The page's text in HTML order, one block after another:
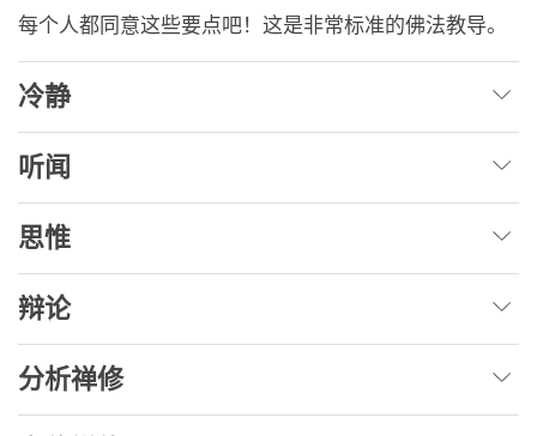
每个人都同意这些要点吧！这是非常标准的佛法教导。
冷静
听闻
思惟
辩论
分析禅修